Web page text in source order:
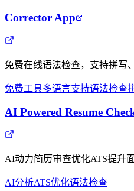
Corrector App
免费在线语法检查，支持拼写
免费工具多语言支持语法检查
AI Powered Resume
AI动力简历审查优化ATS提升
AI分析ATS优化语法检查